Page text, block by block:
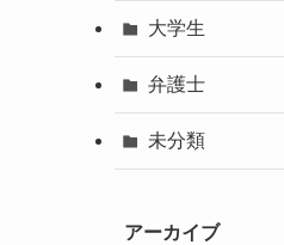
大学生
弁護士
未分類
アーカイブ